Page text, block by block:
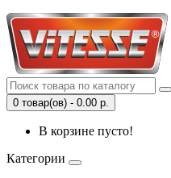
0 товар(ов) - 0.00 р.
В корзине пусто!
Категории